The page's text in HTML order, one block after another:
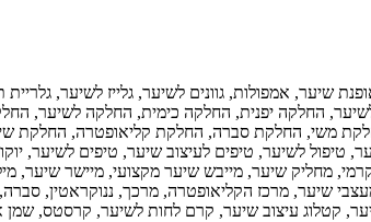
שיער, אמפולות, גוונים לשיער, גלייז לשיער,
החלקה יפנית, החלקה כימית, החלקה לשיער,
משי, החלקת סברה, החלקת קליאופטרה, החלקת
לשיער, טיפים לעיצוב שיער, טיפים לשיער,
מחליק שיער, מייבש שיער מקצועי, מיישר שיער,
מרכז הקליאופטרה, מרכך, ננוקראטין, סברה,
קטלוג עיצוב שיער, קרם לחות לשיער, קרסטס, שמן